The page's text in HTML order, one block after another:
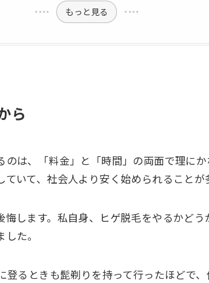
もっと見る
ら
は、「料金」と「時間」の両面で理に
いて、社会人より安く始められることが
します。私自身、ヒゲ脱毛をやるかどう
た。
登るときも髭剃りを持って行ったほどで